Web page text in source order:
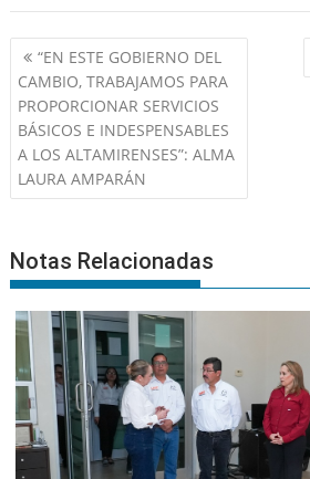
Navegación
de
entradas
“EN ESTE GOBIERNO DEL
CAMBIO, TRABAJAMOS PARA
PROPORCIONAR SERVICIOS
BÁSICOS E INDESPENSABLES
A LOS ALTAMIRENSES”: ALMA
LAURA AMPARÁN
Notas Relacionadas